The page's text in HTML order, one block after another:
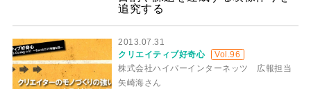
追究する
2013.07.31
クリエイティブ好奇心
Vol.96
株式会社ハイパーインターネッツ 広報担当
矢崎海さん